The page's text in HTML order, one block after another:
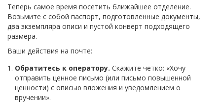
Теперь самое время посетить ближайшее отделение.
Возьмите с собой паспорт, подготовленные документы,
два экземпляра описи и пустой конверт подходящего
размера.
Ваши действия на почте:
Обратитесь к оператору. Скажите четко: «Хочу
отправить ценное письмо (или письмо повышенной
ценности) с описью вложения и уведомлением о
вручении».